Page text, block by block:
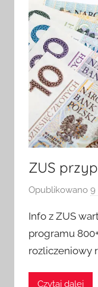
ZUS
Opublikowano 9
Info z ZUS
programu
rozliczeniowy